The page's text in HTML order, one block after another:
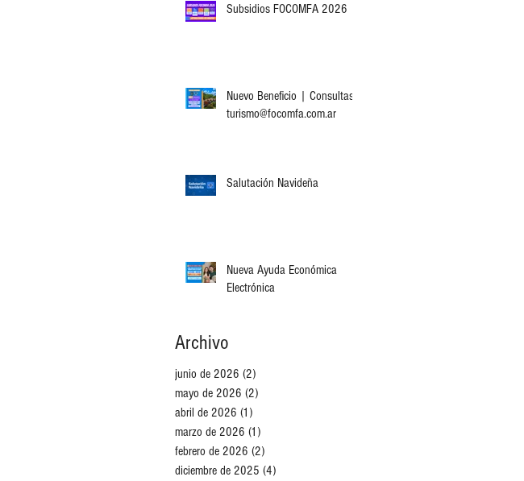
Subsidios FOCOMFA 2026
Nuevo Beneficio | Consultas:
turismo@focomfa.com.ar
Salutación Navideña
Nueva Ayuda Económica
Electrónica
Archivo
junio de 2026 (2)
mayo de 2026 (2)
abril de 2026 (1)
marzo de 2026 (1)
febrero de 2026 (2)
diciembre de 2025 (4)